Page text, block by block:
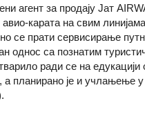
агент за продају Јат
карата на свим
се прати сервисирање
однос са познатим
ради се на
планирано је и учлањење у